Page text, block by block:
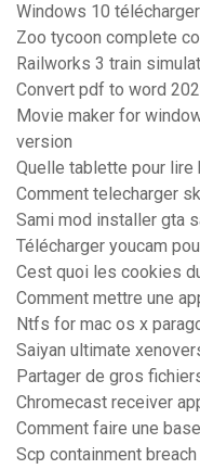
Windows 10
Zoo tycoon complete
Railworks 3 train
Convert pdf to word
Movie maker for
version
Quelle tablette pour lire
Comment telecharger
Sami mod installer gta
Télécharger youcam
Cest quoi les cookies
Comment mettre une
Ntfs for mac os x
Saiyan ultimate
Partager de gros
Chromecast receiver
Comment faire une
Scp containment